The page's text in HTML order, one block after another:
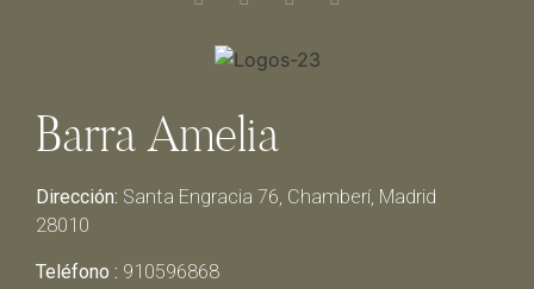
Barra Amelia
Dirección: Santa Engracia 76, Chamberí, Madrid
28010
Teléfono : 910596868